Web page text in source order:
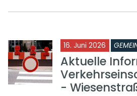
16. Juni 2026
Aktuelle
-